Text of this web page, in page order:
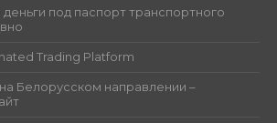
под паспорт транспортного
Trading Platform
Белорусском направлении –